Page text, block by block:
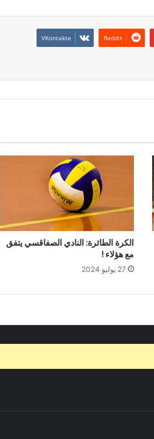
الكرة الطائرة: النادي الصفاقسي يتفق
مع هؤلاء !
27 يوليو 2024